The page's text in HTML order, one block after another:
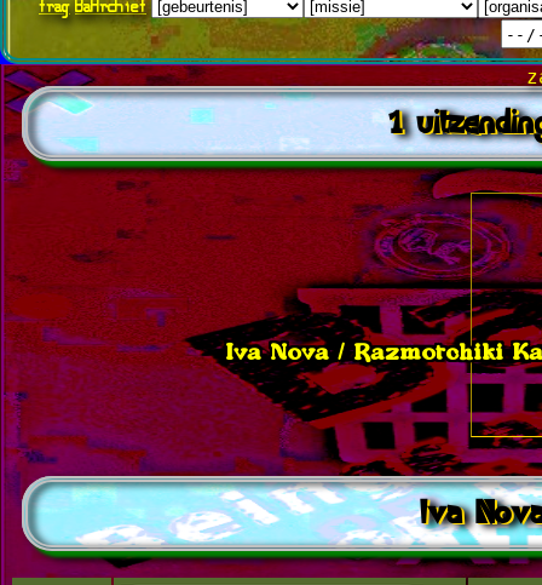
fragBaHrchief
1
Iva Nova / Razmotchiki
Iva